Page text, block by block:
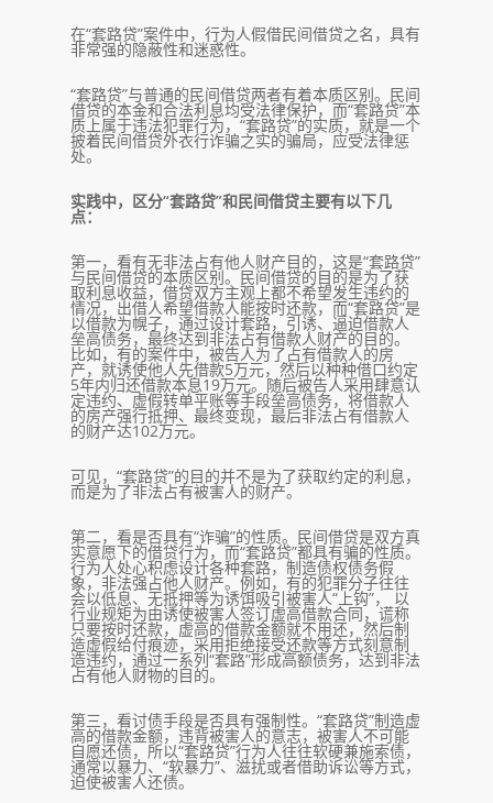
在“套路贷”案件中，行为人假借民间借贷之名，具有
非常强的隐蔽性和迷惑性。
“套路贷”与普通的民间借贷两者有着本质区别。民间
借贷的本金和合法利息均受法律保护，而“套路贷”本
质上属于违法犯罪行为，“套路贷”的实质，就是一个
披着民间借贷外衣行诈骗之实的骗局，应受法律惩
处。
实践中，区分“套路贷”和民间借贷主要有以下几
点：
第一，看有无非法占有他人财产目的，这是“套路贷”
与民间借贷的本质区别。民间借贷的目的是为了获
取利息收益，借贷双方主观上都不希望发生违约的
情况，出借人希望借款人能按时还款，而“套路贷”是
以借款为幌子，通过设计套路，引诱、逼迫借款人
垒高债务，最终达到非法占有借款人财产的目的。
比如，有的案件中，被告人为了占有借款人的房
产，就诱使他人先借款5万元，然后以种种借口约定
5年内归还借款本息19万元。随后被告人采用肆意认
定违约、虚假转单平账等手段垒高债务，将借款人
的房产强行抵押、最终变现，最后非法占有借款人
的财产达102万元。
可见，“套路贷”的目的并不是为了获取约定的利息，
而是为了非法占有被害人的财产。
第二，看是否具有“诈骗”的性质。民间借贷是双方真
实意愿下的借贷行为，而“套路贷”都具有骗的性质。
行为人处心积虑设计各种套路，制造债权债务假
象，非法强占他人财产。例如，有的犯罪分子往往
会以低息、无抵押等为诱饵吸引被害人“上钩”， 以
行业规矩为由诱使被害人签订虚高借款合同，谎称
只要按时还款，虚高的借款金额就不用还，然后制
造虚假给付痕迹，采用拒绝接受还款等方式刻意制
造违约，通过一系列“套路”形成高额债务，达到非法
占有他人财物的目的。
第三，看讨债手段是否具有强制性。“套路贷”制造虚
高的借款金额，违背被害人的意志，被害人不可能
自愿还债，所以“套路贷”行为人往往软硬兼施索债，
通常以暴力、“软暴力”、滋扰或者借助诉讼等方式，
迫使被害人还债。